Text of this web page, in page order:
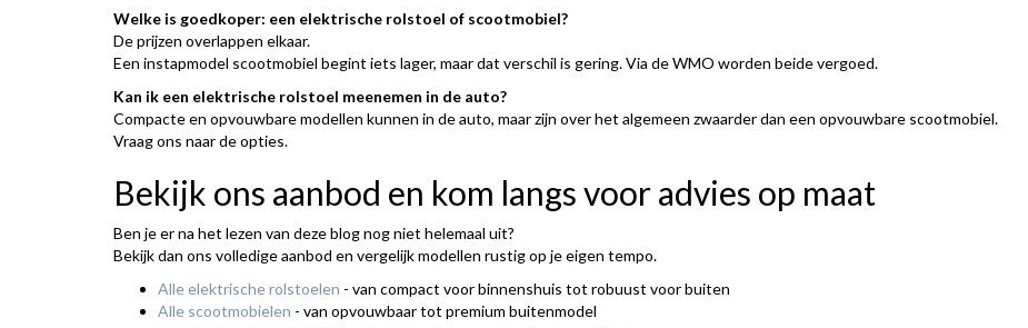
Welke is goedkoper: een elektrische rolstoel of scootmobiel?
De prijzen overlappen elkaar.
Een instapmodel scootmobiel begint iets lager, maar dat verschil is gering. Via de WMO worden beide vergoed.
Kan ik een elektrische rolstoel meenemen in de auto?
Compacte en opvouwbare modellen kunnen in de auto, maar zijn over het algemeen zwaarder dan een opvouwbare scootmobiel.
Vraag ons naar de opties.
Bekijk ons aanbod en kom langs voor advies op maat
Ben je er na het lezen van deze blog nog niet helemaal uit?
Bekijk dan ons volledige aanbod en vergelijk modellen rustig op je eigen tempo.
Alle elektrische rolstoelen - van compact voor binnenshuis tot robuust voor buiten
Alle scootmobielen - van opvouwbaar tot premium buitenmodel